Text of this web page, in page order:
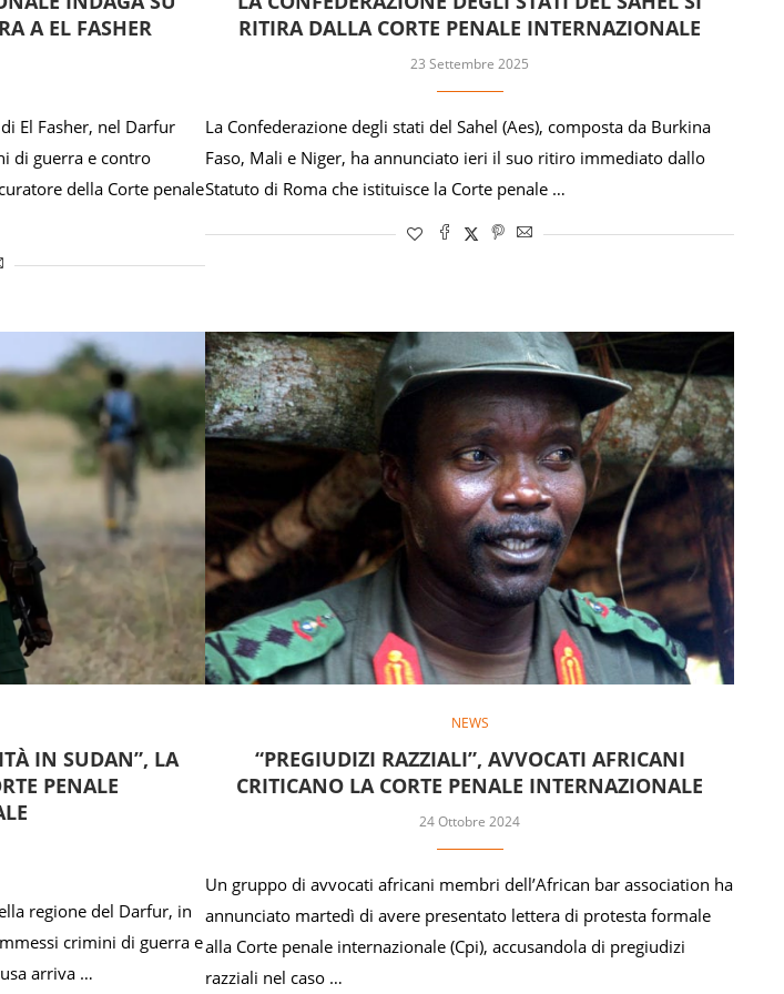
A EL FASHER
El Fasher, nel Darfur
di guerra e contro
della Corte penale
RITIRA DALLA CORTE PENALE INTERNAZIONALE
23 Settembre 2025
La Confederazione degli stati del Sahel (Aes), composta da Burkina
Faso, Mali e Niger, ha annunciato ieri il suo ritiro immediato dallo
Statuto di Roma che istituisce la Corte penale …
IN SUDAN”, LA
PENALE
regione del Darfur, in
crimini di guerra e
arriva …
NEWS
“PREGIUDIZI RAZZIALI”, AVVOCATI AFRICANI
CRITICANO LA CORTE PENALE INTERNAZIONALE
24 Ottobre 2024
Un gruppo di avvocati africani membri dell’African bar association ha
annunciato martedì di avere presentato lettera di protesta formale
alla Corte penale internazionale (Cpi), accusandola di pregiudizi
razziali nel caso …